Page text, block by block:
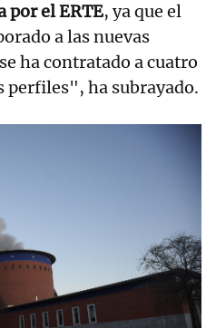
por el ERTE, ya que el
a las nuevas
ha contratado a cuatro
perfiles", ha subrayado.